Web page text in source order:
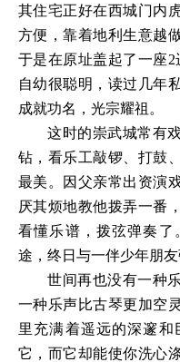
其住宅正好在西城门内
方便，靠着地利生意越
于是在原址盖起了一座2
自幼很聪明，读过几年
成就功名，光宗耀祖。
这时的崇武城常有
钻，看乐工敲锣、打鼓
最美。因父亲常出资演
厌其烦地教他拨弄一番
看懂乐谱，拨弦弹奏了
途，终日与一伴少年朋友
世间再也没有一种
一种乐声比古琴更加空
里充满着遥远的深邃
它，而它却能使你洗心